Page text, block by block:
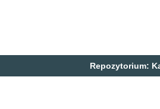
Repozytorium: